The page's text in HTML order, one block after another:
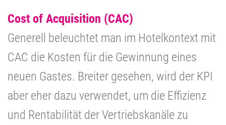
Cost of Acquisition (CAC)
Generell beleuchtet man im Hotelkontext mit
CAC die Kosten für die Gewinnung eines
neuen Gastes. Breiter gesehen, wird der KPI
aber eher dazu verwendet, um die Effizienz
und Rentabilität der Vertriebskanäle zu